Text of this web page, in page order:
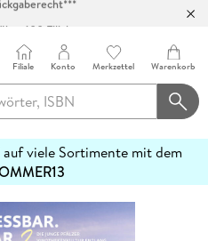
100 Filialen
Filiale Konto Merkzettel Warenkorb
auf viele Sortimente mit dem